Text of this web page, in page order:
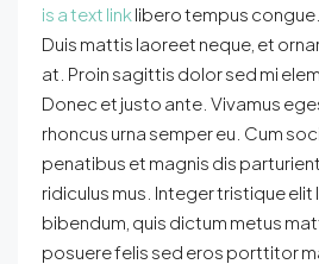
is a text link libero tempus congue.
Duis mattis laoreet neque, et
at. Proin sagittis dolor sed mi
Donec et justo ante. Vivamus
rhoncus urna semper eu. Cum
penatibus et magnis dis
ridiculus mus. Integer tristique
bibendum, quis dictum metus
posuere felis sed eros porttitor